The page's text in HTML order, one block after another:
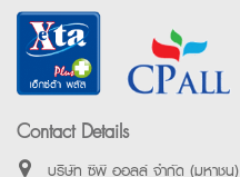
Contact Details
บริษัท ซีพี ออลล์ จำกัด (มหาชน)